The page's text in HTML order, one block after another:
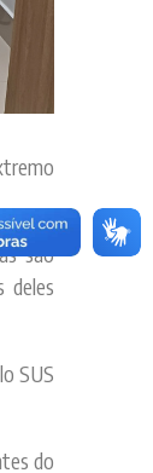
são
deles
SUS
do